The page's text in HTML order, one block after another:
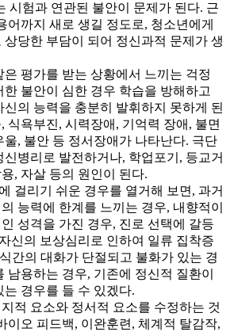
시험과 연관된 불안이 문제가 된다. 근
어까지 새로 생길 정도로, 청소년에게
당한 부담이 되어 정신과적 문제가 생
평가를 받는 상황에서 느끼는 걱정
한 불안이 심한 경우 학습을 방해하고
의 능력을 충분히 발휘하지 못하게 된
식욕부진, 시력장애, 기억력 장애, 불면
울, 불안 등 정서장애가 나타난다. 극단
병리로 발전하거나, 학업포기, 등교거
, 자살 등의 원인이 된다.
걸리기 쉬운 경우를 열거해 보면, 과거
능력에 한계를 느끼는 경우, 내향적이
성격을 가진 경우, 진로 선택에 갈등
신의 보상심리로 인하여 일류 집착증
간의 대화가 단절되고 불화가 있는 경
남용하는 경우, 기존에 정신적 질환이
경우를 들 수 있겠다.
적 요소와 정서적 요소를 수정하는 것
이오 피드백, 이완훈련, 체계적 탈감작,